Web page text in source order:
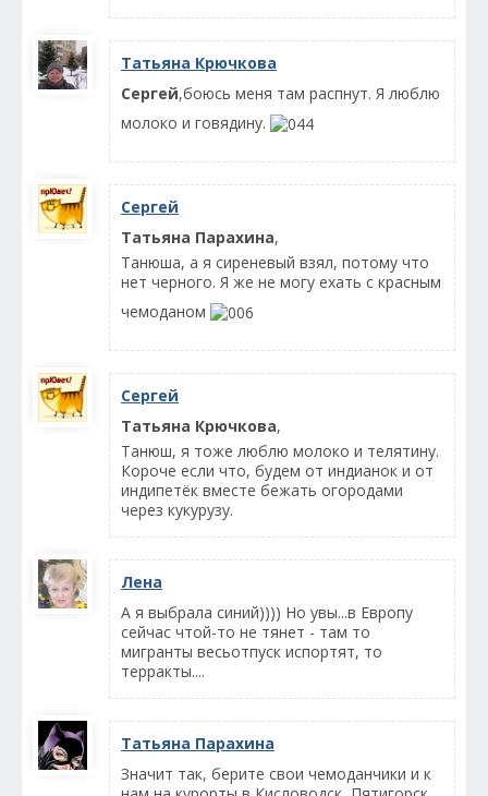
Татьяна Крючкова
Сергей,боюсь меня там распнут. Я люблю
молоко и говядину.
Сергей
Татьяна Парахина,
Танюша, а я сиреневый взял, потому что
нет черного. Я же не могу ехать с красным
чемоданом
Сергей
Татьяна Крючкова,
Танюш, я тоже люблю молоко и телятину.
Короче если что, будем от индианок и от
индипетёк вместе бежать огородами
через кукурузу.
Лена
А я выбрала синий)))) Но увы...в Европу
сейчас чтой-то не тянет - там то
мигранты весьотпуск испортят, то
терракты....
Татьяна Парахина
Значит так, берите свои чемоданчики и к